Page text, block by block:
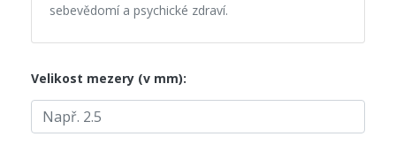
sebevědomí a psychické zdraví.
Velikost mezery (v mm):